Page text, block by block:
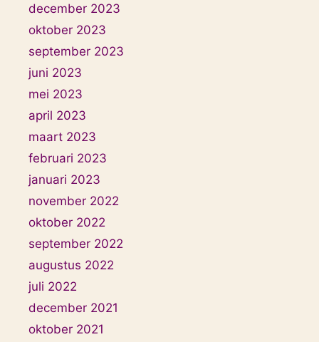
december 2023
oktober 2023
september 2023
juni 2023
mei 2023
april 2023
maart 2023
februari 2023
januari 2023
november 2022
oktober 2022
september 2022
augustus 2022
juli 2022
december 2021
oktober 2021